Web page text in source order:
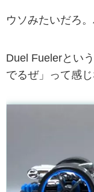
ウソみたいだろ
Duel Fuelerとい
でるぜ」って感